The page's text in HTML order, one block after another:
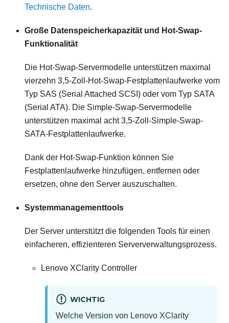
Technische Daten.
Große Datenspeicherkapazität und Hot-Swap-
Funktionalität
Die Hot-Swap-Servermodelle unterstützen maximal
vierzehn 3,5-Zoll-Hot-Swap-Festplattenlaufwerke vom
Typ SAS (Serial Attached SCSI) oder vom Typ SATA
(Serial ATA). Die Simple-Swap-Servermodelle
unterstützen maximal acht 3,5-Zoll-Simple-Swap-
SATA-Festplattenlaufwerke.
Dank der Hot-Swap-Funktion können Sie
Festplattenlaufwerke hinzufügen, entfernen oder
ersetzen, ohne den Server auszuschalten.
Systemmanagementtools
Der Server unterstützt die folgenden Tools für einen
einfacheren, effizienteren Serververwaltungsprozess.
Lenovo XClarity Controller
WICHTIG
Welche Version von Lenovo XClarity